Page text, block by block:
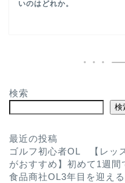
いのはどれか。
検索
検
最近の投稿
ゴルフ初心者OL 【レッ
がおすすめ】初めて1週間
食品商社OL3年目を迎え